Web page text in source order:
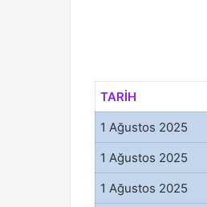
TARİH
1 Ağustos 2025
1 Ağustos 2025
1 Ağustos 2025